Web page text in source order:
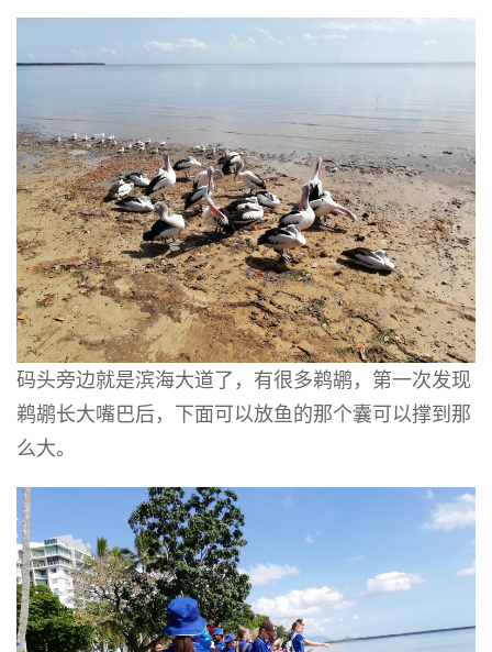
码头旁边就是滨海大道了，有很多鹈鹕，第一次发现
鹈鹕长大嘴巴后，下面可以放鱼的那个囊可以撑到那
么大。